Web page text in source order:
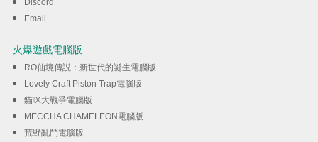
Discord
Email
火爆遊戲電腦版
RO仙境傳説：新世代的誕生電腦版
Lovely Craft Piston Trap電腦版
貓咪大戰爭電腦版
MECCHA CHAMELEON電腦版
荒野亂鬥電腦版